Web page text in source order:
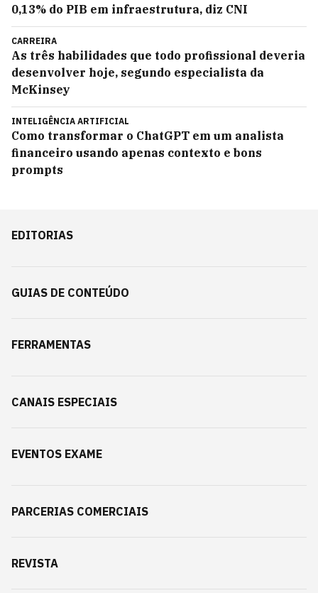
0,13% do PIB em infraestrutura, diz CNI
CARREIRA
As três habilidades que todo profissional deveria
desenvolver hoje, segundo especialista da
McKinsey
INTELIGÊNCIA ARTIFICIAL
Como transformar o ChatGPT em um analista
financeiro usando apenas contexto e bons
prompts
EDITORIAS
GUIAS DE CONTEÚDO
FERRAMENTAS
CANAIS ESPECIAIS
EVENTOS EXAME
PARCERIAS COMERCIAIS
REVISTA